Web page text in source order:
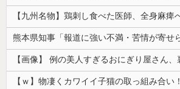
【ｗ】物凄くカワイイ子猫の取っ組み合い！